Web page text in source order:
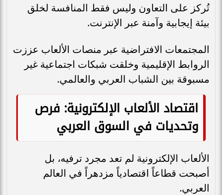
تُركز على التعاون وليس فقط المنافسة لخلق
بيئة إيجابية وآمنة عبر الإنترنت.
المجتمعات الافتراضية عبر منصات الألعاب عززت
الروابط الإقليمية وخلقت شبكات اجتماعية غير
مسبوقة بين الشباب العربي والعالمي.
اقتصاد الألعاب الإلكترونية: فرص
وتحديات في السوق العربي
الألعاب الإلكترونية لم تعد مجرد ترفيه، بل
أصبحت قطاعاً اقتصادياً مزدهراً في العالم
العربي.